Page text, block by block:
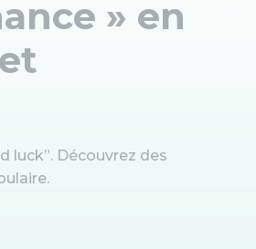
» en
luck”. Découvrez des